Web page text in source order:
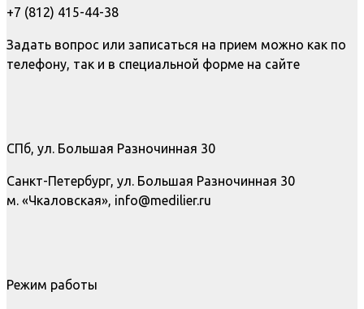
+7 (812) 415-44-38
Задать вопрос или записаться на прием можно как по
телефону, так и в специальной форме на сайте
СПб, ул. Большая Разночинная 30
Санкт-Петербург, ул. Большая Разночинная 30
м. «Чкаловская», info@medilier.ru
Режим работы